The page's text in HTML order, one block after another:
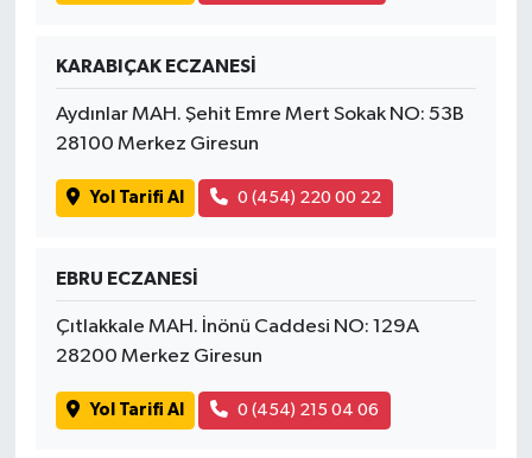
KARABIÇAK ECZANESİ
Aydınlar MAH. Şehit Emre Mert Sokak NO: 53B
28100 Merkez Giresun
Yol Tarifi Al 0 (454) 220 00 22
EBRU ECZANESİ
Çıtlakkale MAH. İnönü Caddesi NO: 129A
28200 Merkez Giresun
Yol Tarifi Al 0 (454) 215 04 06